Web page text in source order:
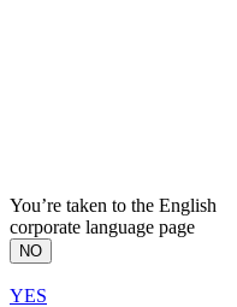
You’re taken to the English
corporate language page
NO
YES